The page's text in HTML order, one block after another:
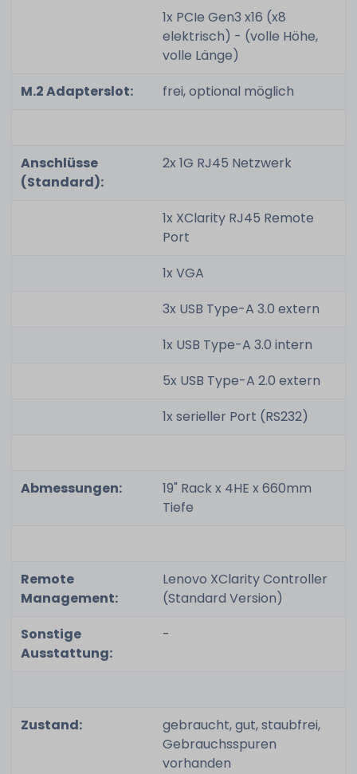
1x PCIe Gen3 x16 (x8
elektrisch) - (volle Höhe,
volle Länge)
M.2 Adapterslot:
frei, optional möglich
Anschlüsse
(Standard):
2x 1G RJ45 Netzwerk
1x XClarity RJ45 Remote
Port
1x VGA
3x USB Type-A 3.0 extern
1x USB Type-A 3.0 intern
5x USB Type-A 2.0 extern
1x serieller Port (RS232)
Abmessungen:
19" Rack x 4HE x 660mm
Tiefe
Remote
Management:
Lenovo XClarity Controller
(Standard Version)
Sonstige
Ausstattung:
-
Zustand:
gebraucht, gut, staubfrei,
Gebrauchsspuren
vorhanden